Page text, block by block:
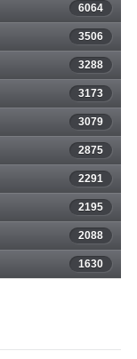
6064
3506
3288
3173
3079
2875
2291
2195
2088
1630